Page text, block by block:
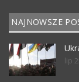
NAJNOWSZE
lip